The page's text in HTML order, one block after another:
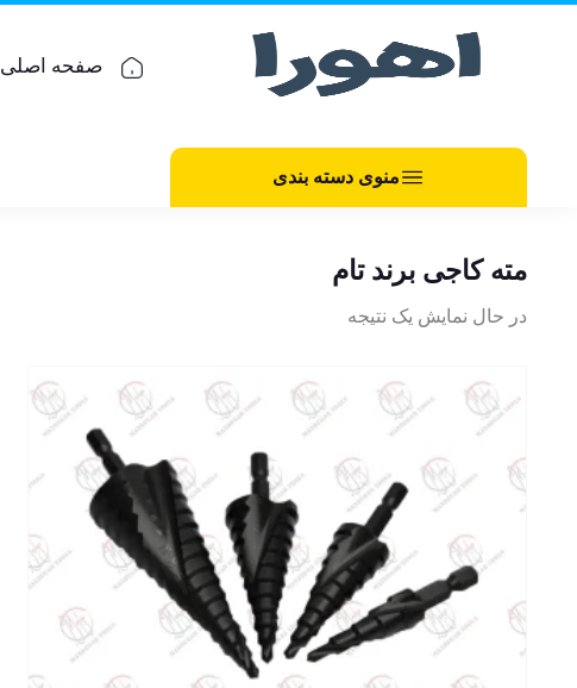
صفحه اصلی
منوی دسته بندی
مته کاجی برند تام
در حال نمایش یک نتیجه